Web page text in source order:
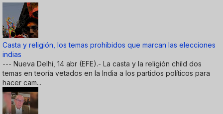
Casta y religión, los temas prohibidos que marcan las elecciones
indias
--- Nueva Delhi, 14 abr (EFE).- La casta y la religión child dos
temas en teoría vetados en la India a los partidos políticos para
hacer cam...